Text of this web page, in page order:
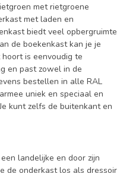
met rietgroene
met laden en
biedt veel opbergruimte
de boekenkast kan je je
is eenvoudig te
en past zowel in de
bestellen in alle RAL
uniek en speciaal en
kunt zelfs de buitenkant en
landelijke en door zijn
de onderkast los als dressoir